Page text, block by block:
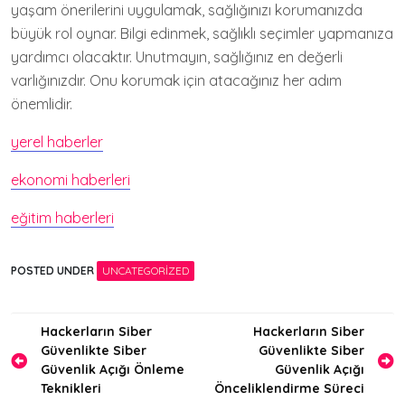
yaşam önerilerini uygulamak, sağlığınızı korumanızda
büyük rol oynar. Bilgi edinmek, sağlıklı seçimler yapmanıza
yardımcı olacaktır. Unutmayın, sağlığınız en değerli
varlığınızdır. Onu korumak için atacağınız her adım
önemlidir.
yerel haberler
ekonomi haberleri
eğitim haberleri
POSTED UNDER UNCATEGORIZED
Yazı
gezinmesi
Hackerların Siber
Güvenlikte Siber
Güvenlik Açığı Önleme
Teknikleri
Hackerların Siber
Güvenlikte Siber
Güvenlik Açığı
Önceliklendirme Süreci